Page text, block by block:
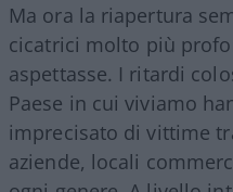
Ma ora la riapertura
cicatrici molto più
aspettasse. I ritardi
Paese in cui viviamo
imprecisato di vittime
aziende, locali